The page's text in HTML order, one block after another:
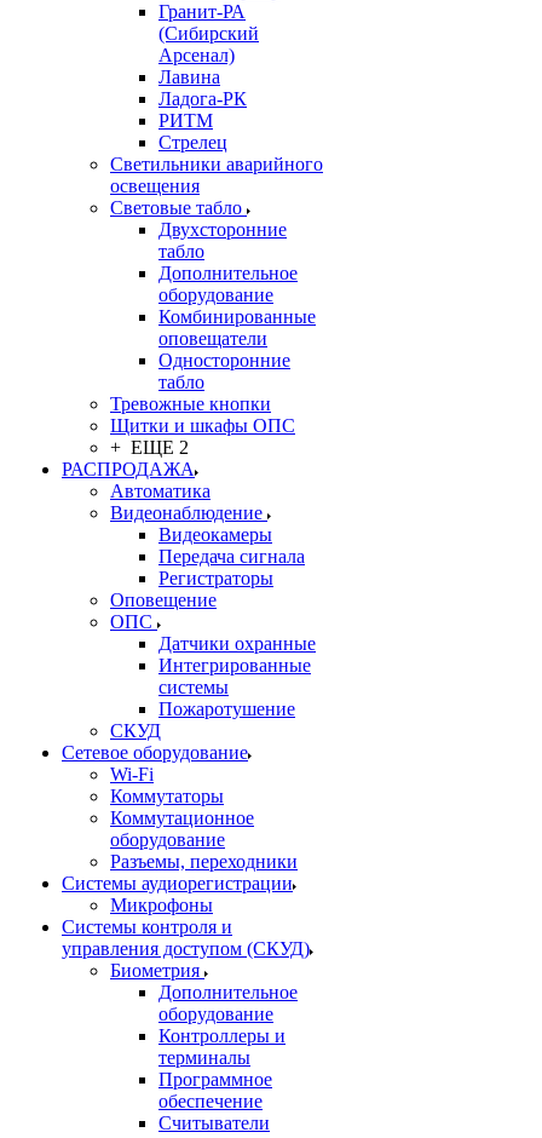
Гранит-РА
(Сибирский
Арсенал)
Лавина
Ладога-РК
РИТМ
Стрелец
Светильники аварийного
освещения
Световые табло
Двухсторонние
табло
Дополнительное
оборудование
Комбинированные
оповещатели
Односторонние
табло
Тревожные кнопки
Щитки и шкафы ОПС
+ ЕЩЕ 2
РАСПРОДАЖА
Автоматика
Видеонаблюдение
Видеокамеры
Передача сигнала
Регистраторы
Оповещение
ОПС
Датчики охранные
Интегрированные
системы
Пожаротушение
СКУД
Сетевое оборудование
Wi-Fi
Коммутаторы
Коммутационное
оборудование
Разъемы, переходники
Системы аудиорегистрации
Микрофоны
Системы контроля и
управления доступом (СКУД)
Биометрия
Дополнительное
оборудование
Контроллеры и
терминалы
Программное
обеспечение
Считыватели